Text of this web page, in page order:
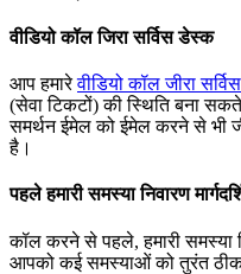
वडय कल जर सरस डसक
आप हमर वडय कल जर सरस
(सव टकट) क सत बन सकत
समरन ईमल क ईमल करन स भ
ह ।
पहल हमर समसय नवरण मरद
कल करन स पहल, हमर समसय
आपक कई समसयओ क तरत ठ